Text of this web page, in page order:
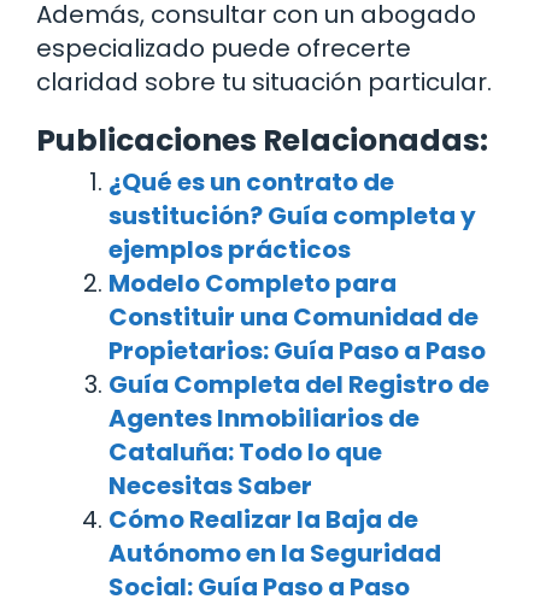
Además, consultar con un abogado
especializado puede ofrecerte
claridad sobre tu situación particular.
Publicaciones Relacionadas:
¿Qué es un contrato de
sustitución? Guía completa y
ejemplos prácticos
Modelo Completo para
Constituir una Comunidad de
Propietarios: Guía Paso a Paso
Guía Completa del Registro de
Agentes Inmobiliarios de
Cataluña: Todo lo que
Necesitas Saber
Cómo Realizar la Baja de
Autónomo en la Seguridad
Social: Guía Paso a Paso